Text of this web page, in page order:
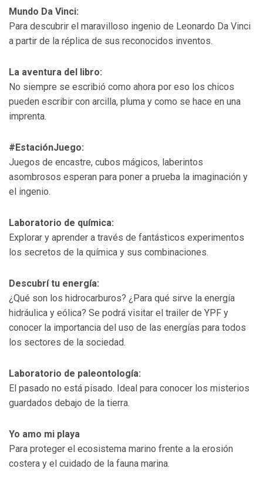
Mundo Da Vinci:
Para descubrir el maravilloso ingenio de Leonardo Da Vinci
a partir de la réplica de sus reconocidos inventos.
La aventura del libro:
No siempre se escribió como ahora por eso los chicos
pueden escribir con arcilla, pluma y como se hace en una
imprenta.
#EstaciónJuego:
Juegos de encastre, cubos mágicos, laberintos
asombrosos esperan para poner a prueba la imaginación y
el ingenio.
Laboratorio de química:
Explorar y aprender a través de fantásticos experimentos
los secretos de la química y sus combinaciones.
Descubrí tu energía:
¿Qué son los hidrocarburos? ¿Para qué sirve la energía
hidráulica y eólica? Se podrá visitar el trailer de YPF y
conocer la importancia del uso de las energías para todos
los sectores de la sociedad.
Laboratorio de paleontología:
El pasado no está pisado. Ideal para conocer los misterios
guardados debajo de la tierra.
Yo amo mi playa
Para proteger el ecosistema marino frente a la erosión
costera y el cuidado de la fauna marina.